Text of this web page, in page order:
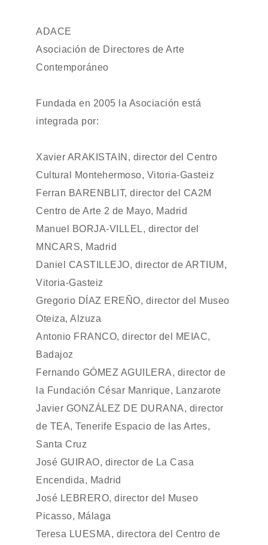
ADACE
Asociación de Directores de Arte
Contemporáneo
Fundada en 2005 la Asociación está
integrada por:
Xavier ARAKISTAIN, director del Centro
Cultural Montehermoso, Vitoria-Gasteiz
Ferran BARENBLIT, director del CA2M
Centro de Arte 2 de Mayo, Madrid
Manuel BORJA-VILLEL, director del
MNCARS, Madrid
Daniel CASTILLEJO, director de ARTIUM,
Vitoria-Gasteiz
Gregorio DÍAZ EREÑO, director del Museo
Oteiza, Alzuza
Antonio FRANCO, director del MEIAC,
Badajoz
Fernando GÓMEZ AGUILERA, director de
la Fundación César Manrique, Lanzarote
Javier GONZÁLEZ DE DURANA, director
de TEA, Tenerife Espacio de las Artes,
Santa Cruz
José GUIRAO, director de La Casa
Encendida, Madrid
José LEBRERO, director del Museo
Picasso, Málaga
Teresa LUESMA, directora del Centro de